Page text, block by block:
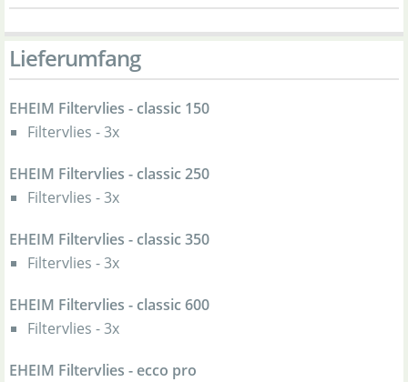
Lieferumfang
EHEIM Filtervlies - classic 150
Filtervlies - 3x
EHEIM Filtervlies - classic 250
Filtervlies - 3x
EHEIM Filtervlies - classic 350
Filtervlies - 3x
EHEIM Filtervlies - classic 600
Filtervlies - 3x
EHEIM Filtervlies - ecco pro